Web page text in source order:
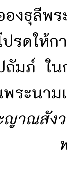
องธุลีพ
รดให้
มภ์ ใน
ระนาม
ญาณสัง